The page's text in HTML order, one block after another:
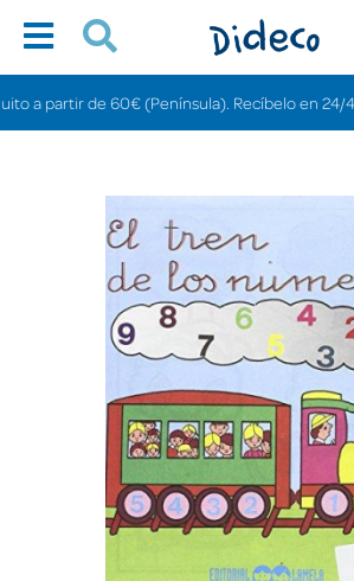
partir de 60€ (Península). Recíbelo en 24/48